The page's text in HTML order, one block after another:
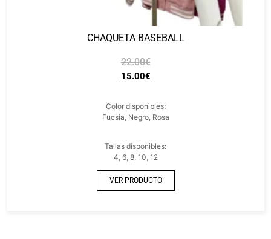
CHAQUETA BASEBALL
22.00€
15.00€
Color disponibles:
Fucsia, Negro, Rosa
Tallas disponibles:
4, 6, 8, 10, 12
VER PRODUCTO